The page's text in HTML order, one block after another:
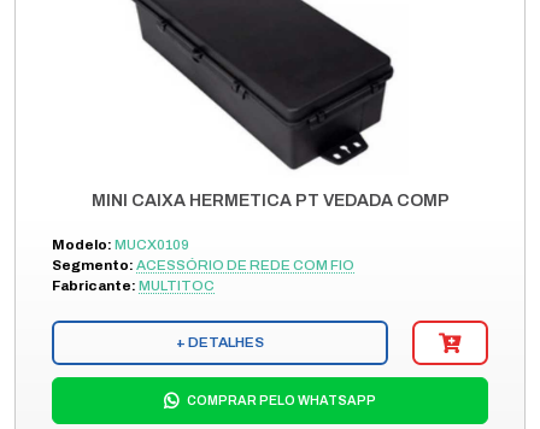
MINI CAIXA HERMETICA PT VEDADA COMP
Modelo: MUCX0109
Segmento: ACESSÓRIO DE REDE COM FIO
Fabricante: MULTITOC
+ DETALHES
COMPRAR PELO WHATSAPP